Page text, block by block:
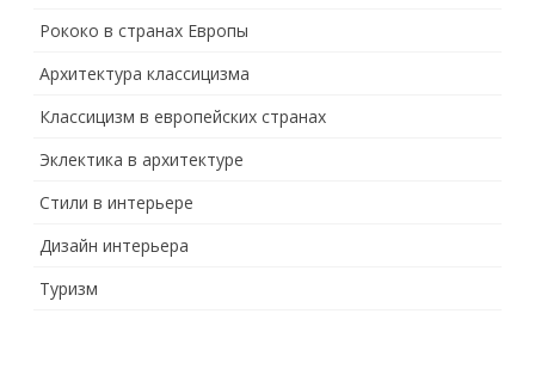
Рококо в странах Европы
Архитектура классицизма
Классицизм в европейских странах
Эклектика в архитектуре
Стили в интерьере
Дизайн интерьера
Туризм